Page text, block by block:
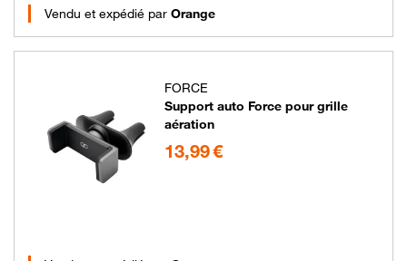
Vendu et expédié par Orange
FORCE
Support auto Force pour grille
aération
13,99 €